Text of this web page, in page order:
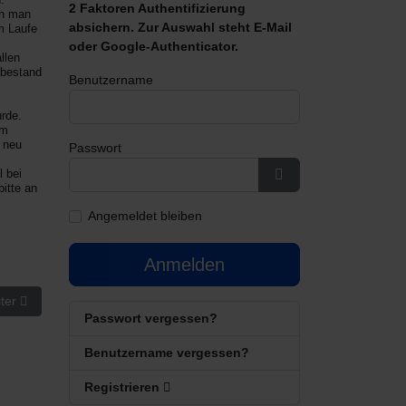
man
Laufe
bei
an
Beitrag: Öldruckanzeige
2 Faktoren Authentifizierung
absichern. Zur Auswahl steht E-Mail
oder Google-Authenticator.
Benutzername
Passwort
Passwort anzeigen
Angemeldet bleiben
Anmelden
Passwort vergessen?
Benutzername vergessen?
Registrieren